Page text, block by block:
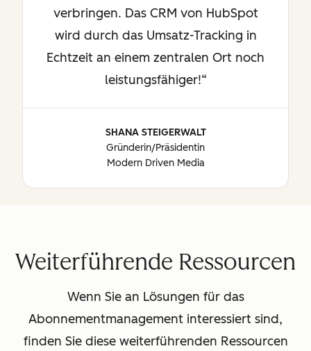
verbringen. Das CRM von HubSpot
wird durch das Umsatz-Tracking in
Echtzeit an einem zentralen Ort noch
leistungsfähiger!
SHANA STEIGERWALT
Gründerin/Präsidentin
Modern Driven Media
Weiterführende Ressourcen
Wenn Sie an Lösungen für das
Abonnementmanagement interessiert sind,
finden Sie diese weiterführenden Ressourcen